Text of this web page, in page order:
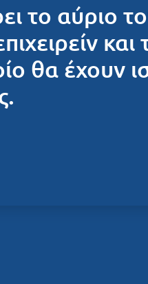
το αύριο
θα έχουν